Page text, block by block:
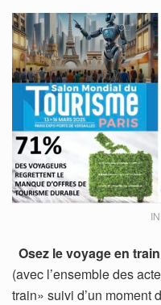
Osez le voyage en train
(avec l’ensemble des
train» suivi d’un moment